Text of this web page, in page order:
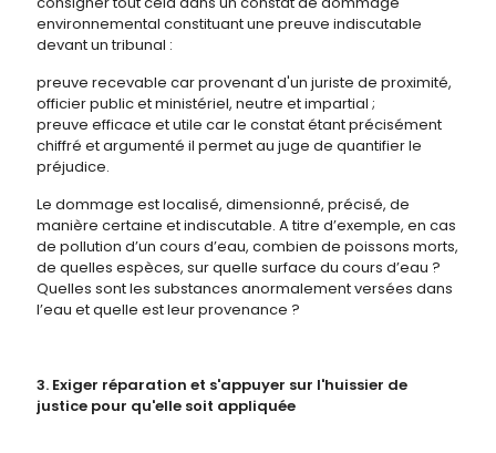
environnemental constituant une preuve indiscutable
devant un tribunal :
preuve recevable car provenant d'un juriste de proximité,
officier public et ministériel, neutre et impartial ;
preuve efficace et utile car le constat étant précisément
chiffré et argumenté il permet au juge de quantifier le
préjudice.
Le dommage est localisé, dimensionné, précisé, de
manière certaine et indiscutable. A titre d’exemple, en cas
de pollution d’un cours d’eau, combien de poissons morts,
de quelles espèces, sur quelle surface du cours d’eau ?
Quelles sont les substances anormalement versées dans
l’eau et quelle est leur provenance ?
3. Exiger réparation et s'appuyer sur l'huissier de
justice pour qu'elle soit appliquée